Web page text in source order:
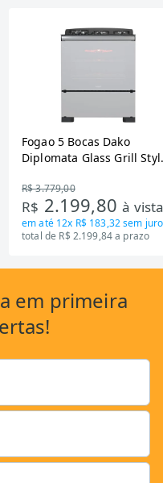
Fogao 5 Bocas Dako
Diplomata Glass Grill
R$ 3.779,00
R$ 2.199,80à
em até 12x R$ 183,32sem
total de R$ 2.199,84 a prazo
em primeira